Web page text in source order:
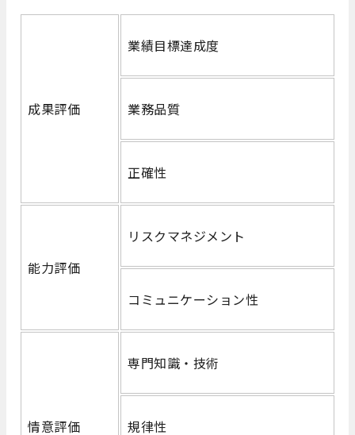
成果評価
業績目標達成度
業務品質
正確性
能力評価
リスクマネジメント
コミュニケーション性
情意評価
専門知識・技術
規律性